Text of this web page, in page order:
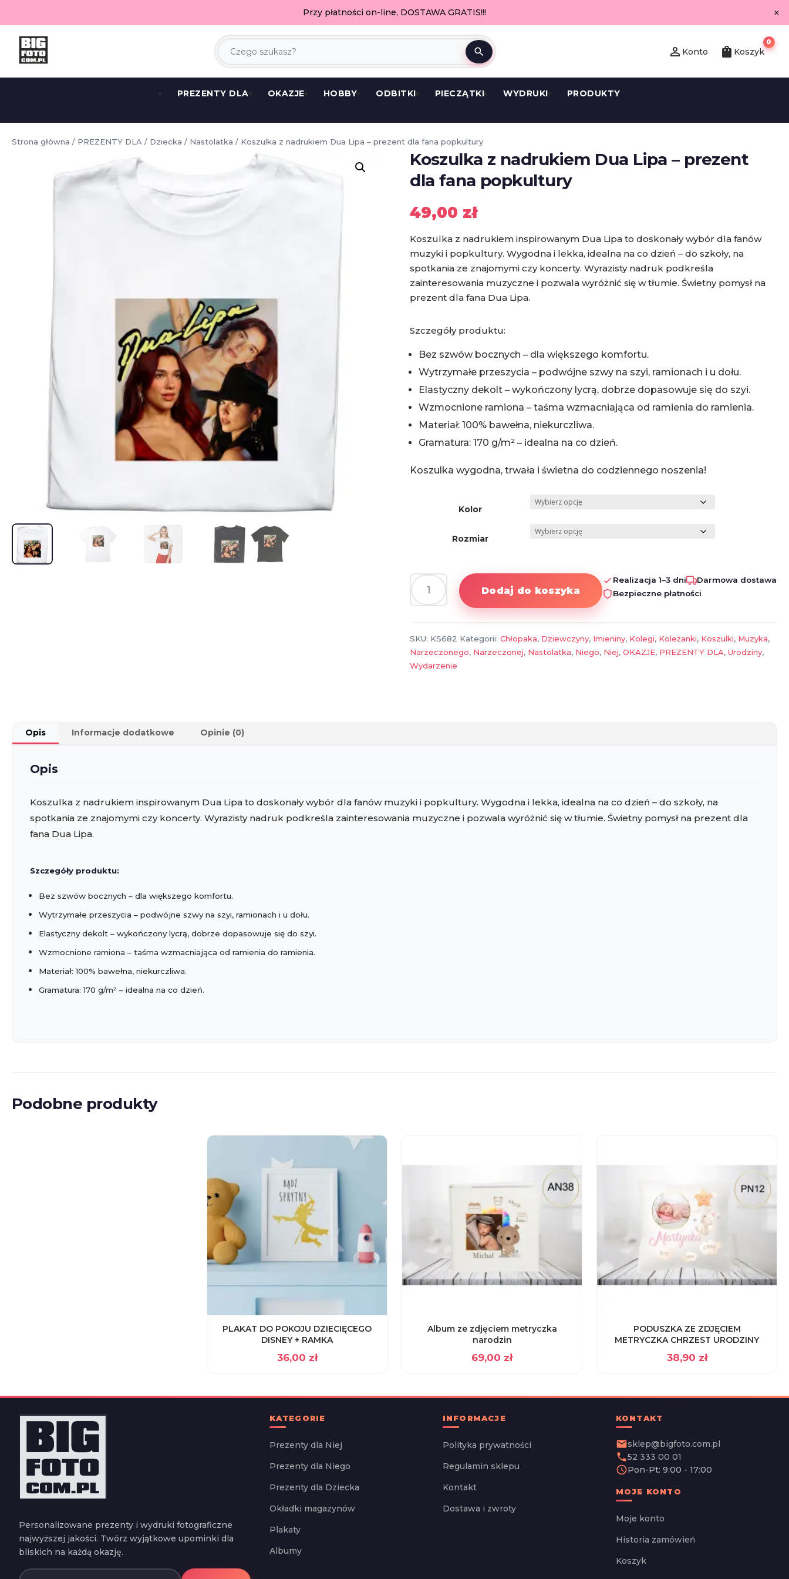
Przy płatności on-line, DOSTAWA GRATIS!!! ×
search person_outline Konto shopping_bag Koszyk
0
PREZENTY DLA OKAZJE HOBBY ODBITKI PIECZĄTKI WYDRUKI PRODUKTY
Strona główna / PREZENTY DLA / Dziecka / Nastolatka / Koszulka z nadrukiem Dua Lipa – prezent dla fana popkultury
Koszulka z nadrukiem Dua Lipa – prezent
dla fana popkultury
49,00 zł
Koszulka z nadrukiem inspirowanym Dua Lipa to doskonały wybór dla fanów
muzyki i popkultury. Wygodna i lekka, idealna na co dzień – do szkoły, na
spotkania ze znajomymi czy koncerty. Wyrazisty nadruk podkreśla
zainteresowania muzyczne i pozwala wyróżnić się w tłumie. Świetny pomysł na
prezent dla fana Dua Lipa.
Szczegóły produktu:
Bez szwów bocznych – dla większego komfortu.
Wytrzymałe przeszycia – podwójne szwy na szyi, ramionach i u dołu.
Elastyczny dekolt – wykończony lycrą, dobrze dopasowuje się do szyi.
Wzmocnione ramiona – taśma wzmacniająca od ramienia do ramienia.
Materiał: 100% bawełna, niekurczliwa.
Gramatura: 170 g/m² – idealna na co dzień.
Koszulka wygodna, trwała i świetna do codziennego noszenia!
Kolor
Rozmiar
ilość
Koszulka
nadrukiem
Dua
Lipa
Dodaj do koszyka
Realizacja 1–3 dni
Darmowa dostawa
Bezpieczne płatności
SKU: KS682 Kategorii:Chłopaka, Dziewczyny, Imieniny, Kolegi, Koleżanki, Koszulki, Muzyka,
Narzeczonego, Narzeczonej, Nastolatka, Niego, Niej,OKAZJE, PREZENTY DLA,Urodziny,
Wydarzenie
Opis Informacje dodatkowe Opinie (0)
Opis
Koszulka z nadrukiem inspirowanym Dua Lipa to doskonały wybór dla fanów muzyki i popkultury. Wygodna i lekka, idealna na co dzień – do szkoły, na
spotkania ze znajomymi czy koncerty. Wyrazisty nadruk podkreśla zainteresowania muzyczne i pozwala wyróżnić się w tłumie. Świetny pomysł na prezent dla
fana Dua Lipa.
Szczegóły produktu:
Bez szwów bocznych – dla większego komfortu.
Wytrzymałe przeszycia – podwójne szwy na szyi, ramionach i u dołu.
Elastyczny dekolt – wykończony lycrą, dobrze dopasowuje się do szyi.
Wzmocnione ramiona – taśma wzmacniająca od ramienia do ramienia.
Materiał: 100% bawełna, niekurczliwa.
Gramatura: 170 g/m² – idealna na co dzień.
Podobne produkty
PLAKAT DO POKOJU DZIECIĘCEGO
DISNEY + RAMKA
36,00 zł
Album ze zdjęciem metryczka
narodzin
69,00 zł
PODUSZKA ZE ZDJĘCIEM
METRYCZKA CHRZEST URODZINY
38,90 zł
Personalizowane prezenty i wydruki fotograficzne
najwyższej jakości. Twórz wyjątkowe upominki dla
bliskich na każdą okazję.
KATEGORIE
Prezenty dla Niej
Prezenty dla Niego
Prezenty dla Dziecka
Okładki magazynów
Plakaty
Albumy
INFORMACJE
Polityka prywatności
Regulamin sklepu
Kontakt
Dostawa i zwroty
KONTAKT
emailsklep@bigfoto.com.pl
phone52 333 00 01
schedulePon-Pt: 9:00 - 17:00
MOJE KONTO
Moje konto
Historia zamówień
Koszyk